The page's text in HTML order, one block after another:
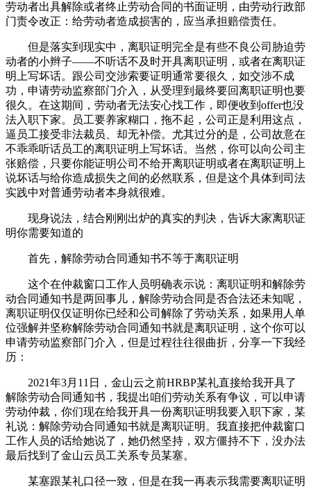
劳动者出具解除或者终止劳动合同的书面证明，由劳动行政部
门责令改正：给劳动者造成损害的，应当承担赔偿责任。
但是落实到现实中，离职证明完全是有些不良公司胁迫劳
动者的小辫子——不听话不及时开具离职证明，或者在离职证
明上写坏话。跟公司交涉索要证明通常要很久，如交涉不成
功，申请劳动监察部门介入，从受理到最终要回离职证明也要
很久。在这期间，劳动者无法安心找工作，即便收到offer也没
法入职下家。员工要养家糊口，拖不起，公司正是利用这点，
逼员工接受非法裁员、却无补偿。尤其过分的是，公司故意在
不乖乖听话员工的离职证明上写坏话。当然，你可以向公司主
张赔偿，只要你能证明公司不给开离职证明或者在离职证明上
说坏话与给你造成损失之间的必然联系，但是这个具体到司法
实践中对普通劳动者本身就很难。
现身说法，结合刚刚出炉的真实的判决，告诉大家离职证
明你需要知道的
首先，解除劳动合同通知书不等于离职证明
这个在仲裁窗口工作人员明确表示说：离职证明和解除劳
动合同通知书是两回事儿，解除劳动合同是否合法还未知呢，
离职证明仅仅证明你已经和公司解除了劳动关系，如果用人单
位强解并坚称解除劳动合同通知书就是离职证明，这个你可以
申请劳动监察部门介入，但是过程往往很曲折，分享一下我经
历：
2021年3月11日，金山云之前HRBP某礼直接给我开具了
解除劳动合同通知书，我提出咱们劳动关系有争议，可以申请
劳动仲裁，你们现在给我开具一份离职证明我要入职下家，某
礼说：解除劳动合同通知书就是离职证明。我直接把仲裁窗口
工作人员的话给她说了，她仍然坚持，双方僵持不下，没办法
最后找到了金山云员工关系专员某塞。
某塞跟某礼口径一致，但是在我一再表示我需要离职证明